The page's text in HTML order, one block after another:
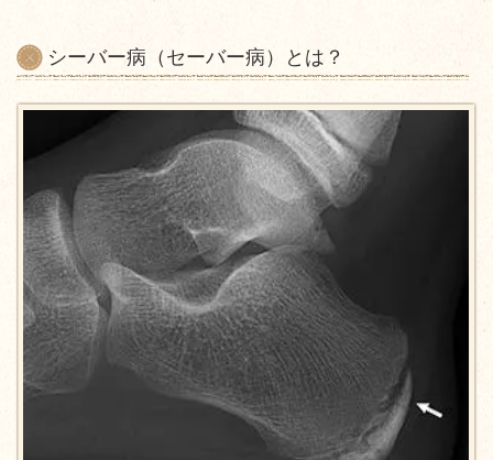
シーバー病（セーバー病）とは？